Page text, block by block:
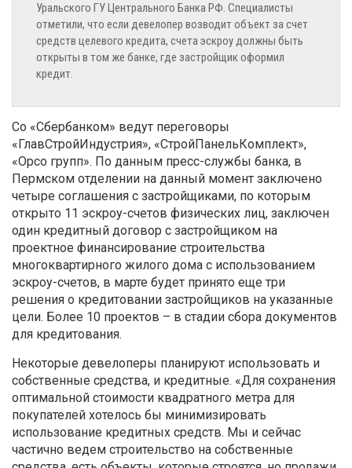
Уральского ГУ Центрального Банка РФ. Специалисты
отметили, что если девелопер возводит объект за счет
средств целевого кредита, счета эскроу должны быть
открыты в том же банке, где застройщик оформил
кредит.
Со «Сбербанком» ведут переговоры
«ГлавСтройИндустрия», «СтройПанельКомплект»,
«Орсо групп». По данным пресс-службы банка, в
Пермском отделении на данный момент заключено
четыре соглашения с застройщиками, по которым
открыто 11 эскроу-счетов физических лиц, заключен
один кредитный договор с застройщиком на
проектное финансирование строительства
многоквартирного жилого дома с использованием
эскроу-счетов, в марте будет принято еще три
решения о кредитовании застройщиков на указанные
цели. Более 10 проектов – в стадии сбора документов
для кредитования.
Некоторые девелоперы планируют использовать и
собственные средства, и кредитные. «Для сохранения
оптимальной стоимости квадратного метра для
покупателей хотелось бы минимизировать
использование кредитных средств. Мы и сейчас
частично ведем строительство на собственные